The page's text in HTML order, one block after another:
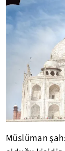
Müslüman